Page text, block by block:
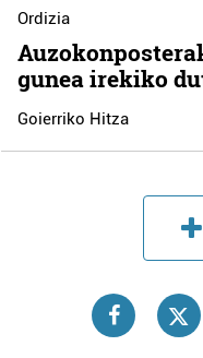
Ordizia
gunea irekiko
Goierriko Hitza